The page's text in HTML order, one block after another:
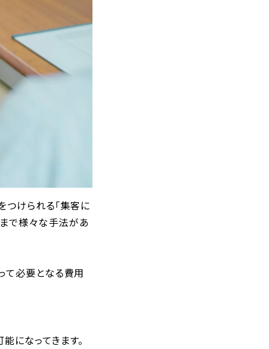
つけられる「集客に
で様々な手法があ
て必要となる費用
になってきます。